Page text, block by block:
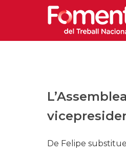
De Felipe